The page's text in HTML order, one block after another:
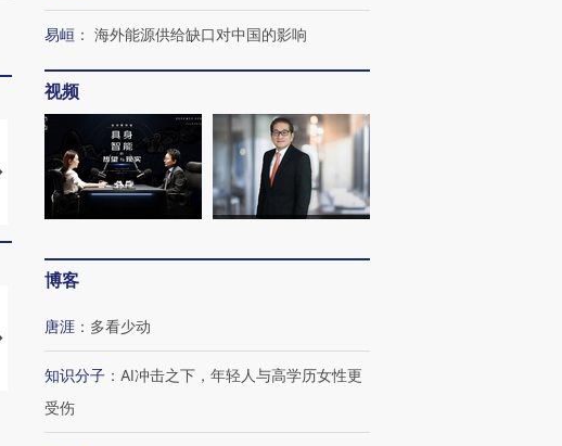
马航飞行员跨国走私7万
粒摇头丸 尿检体内含3种
视线｜被称为“蟑螂”的印
度Z世代 用街头抗争将教
育部长拱下台
视线｜“入侵”还是“人道危
机”？难民潮撕裂西班牙
飞地休达
【推广】走进第四届链博
有意思的生活方式·第三对
住三大增长引擎是什么？
易峘 ： 海外能源供给缺口对中国的影响
视频
博客
唐涯 ： 多看少动
知识分子 ： AI冲击之下，年轻人与高学历女性更
受伤